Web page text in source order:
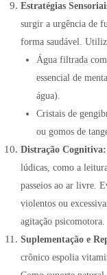
Estratégias
surgir a urgência de
forma saudável .
Água filtrada
essencial de
água)
Cristais de
ou gomos de
Distração Cognitiva:
lúdicas, como a
passeios ao ar livre.
violentos ou
agitação psicomotora.
Suplementação e
crônico espolia